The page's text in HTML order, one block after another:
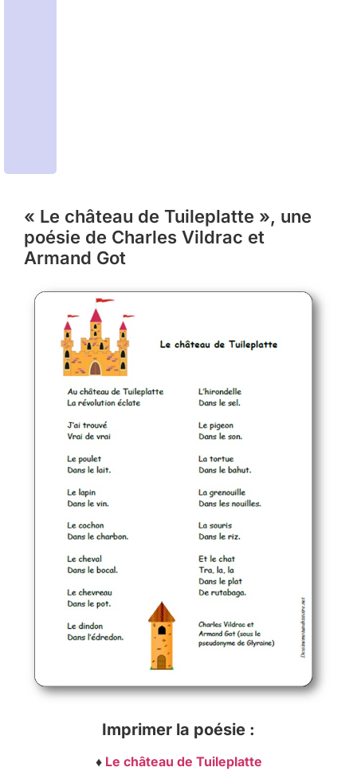
« Le château de Tuileplatte », une
poésie de Charles Vildrac et
Armand Got
Imprimer la poésie :
♦ Le château de Tuileplatte